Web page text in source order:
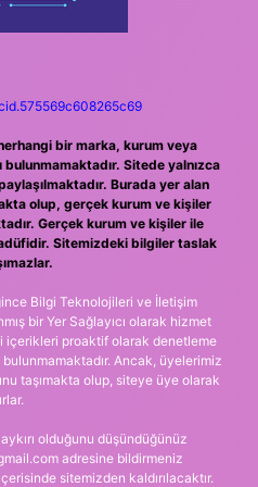
bir marka, kurum veya
Sitede yalnızca
Burada yer alan
olup, gerçek kurum ve kişiler
Gerçek kurum ve kişiler ile
Sitemizdeki bilgiler taslak
Bilgi Teknolojileri ve İletişim
bir Yer Sağlayıcı olarak hizmet
içerikleri proaktif olarak denetleme
Ancak, üyelerimiz
taşımakta olup, siteye üye olarak
olduğunu düşündüğünüz
adresine bildirmeniz
sitemizden kaldırılacaktır.